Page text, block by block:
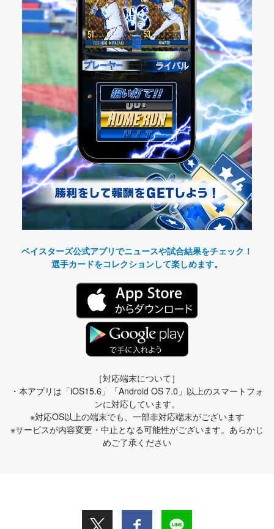
ベイスターズ公式アプリでニュースや試合結果をチェック！
選手カードをコレクションして楽しめます。
［対応端末について］
・本アプリは「iOS15.6」「Android OS 7.0」以上のスマートフォ
ンに対応しています。
※対応OS以上の端末でも、一部非対応端末がございます
※サービスが内容変更・中止となる可能性がございます。あらかじ
めご了承ください